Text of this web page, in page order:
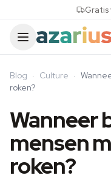
Gratis
Blog · Culture ·
roken?
Wanneer
mensen
roken?